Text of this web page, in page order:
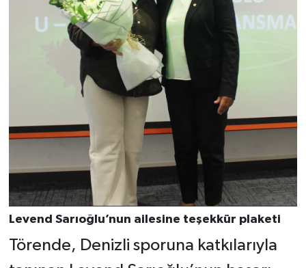
Levend Sarıoğlu’nun ailesine teşekkür plaketi
Törende, Denizli sporuna katkılarıyla